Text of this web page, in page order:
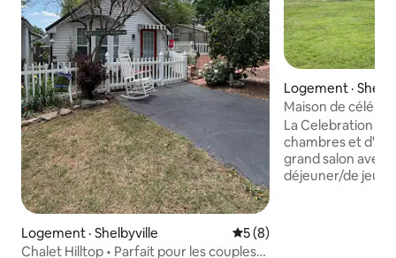
Logement · Shelbyville Note moyenne de 5 sur 5,
5 (8)
Chalet Hilltop • Parfait pour les couples
Logement ·
Maison de
La Celebration
chambres et
grand salon avec
déjeuner/de jeu,